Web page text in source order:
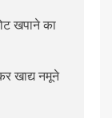
खपाने का
कर खाद्य नमूने